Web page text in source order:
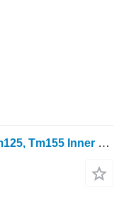
New Holland Tm Series Tm135, Tm125, Tm155 Inner Roof Lining 82014976, 875960 apdare paredzēts New Holland Tm Series Tm135, Tm125, Tm155 riteņtraktora